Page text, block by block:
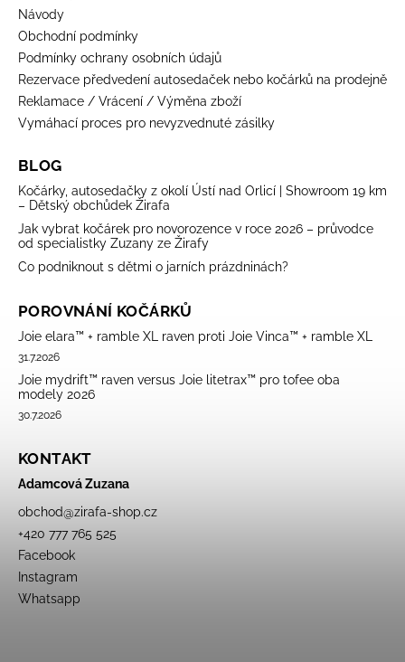
Návody
Obchodní podmínky
Podmínky ochrany osobních údajů
Rezervace předvedení autosedaček nebo kočárků na prodejně
Reklamace / Vrácení / Výměna zboží
Vymáhací proces pro nevyzvednuté zásilky
BLOG
Kočárky, autosedačky z okolí Ústí nad Orlicí | Showroom 19 km
– Dětský obchůdek Žirafa
Jak vybrat kočárek pro novorozence v roce 2026 – průvodce
od specialistky Zuzany ze Žirafy
Co podniknout s dětmi o jarních prázdninách?
POROVNÁNÍ KOČÁRKŮ
Joie elara™ + ramble XL raven proti Joie Vinca™ + ramble XL
31.7.2026
Joie mydrift™ raven versus Joie litetrax™ pro tofee oba
modely 2026
30.7.2026
KONTAKT
Adamcová Zuzana
obchod@zirafa-shop.cz
+420 777 765 525
Facebook
Instagram
Whatsapp